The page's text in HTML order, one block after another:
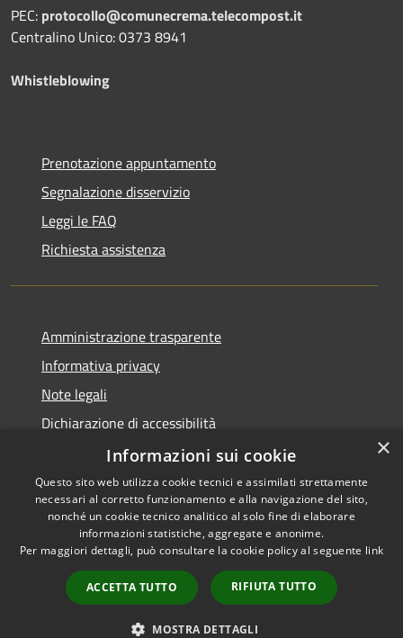
PEC: protocollo@comunecrema.telecompost.it
Centralino Unico: 0373 8941
Whistleblowing
Prenotazione appuntamento
Segnalazione disservizio
Leggi le FAQ
Richiesta assistenza
Amministrazione trasparente
Informativa privacy
Note legali
Dichiarazione di accessibilità
Piano di miglioramento dei servizi
RSS
Accessibilità
Copyright © 2026 • Comune di
Crema • Powered by
Municipium•
Accesso
redazione
×
Informazioni sui cookie
Questo sito web utilizza cookie tecnici e assimilati strettamente
necessari al corretto funzionamento e alla navigazione del sito,
nonché un cookie tecnico analitico al solo fine di elaborare
informazioni statistiche, aggregate e anonime.
Per maggiori dettagli, può consultare la cookie policy al seguente link
ACCETTA TUTTO RIFIUTA TUTTO
MOSTRA DETTAGLI